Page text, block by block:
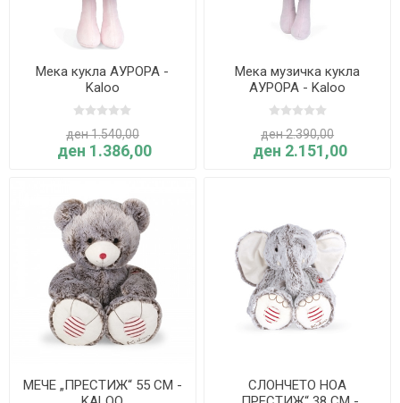
Мека кукла АУРОРА -
Kaloo
ден 1.540,00
ден 1.386,00
Мека музичка кукла
АУРОРА - Kaloo
ден 2.390,00
ден 2.151,00
МЕЧЕ „ПРЕСТИЖ“ 55 CM -
СЛОНЧЕТО НОА